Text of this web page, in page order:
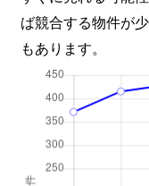
上杉
上杉
上杉
ば競合する物件が
もあります。